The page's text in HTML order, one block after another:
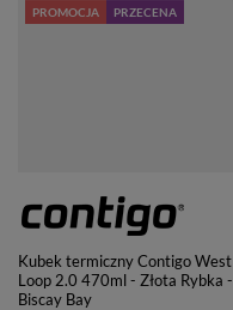
PROMOCJA PRZECENA
Kubek termiczny Contigo West
Loop 2.0 470ml - Złota Rybka -
Biscay Bay